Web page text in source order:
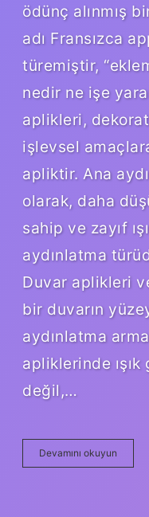
ödünç alınmış
adı Fransızca
türemiştir,
nedir ne işe
aplikleri,
işlevsel
apliktir. Ana
olarak, daha
sahip ve zayıf
aydınlatma
Duvar aplikleri
bir duvarın
aydınlatma
apliklerinde
değil,…
Devamını okuyun
Ne